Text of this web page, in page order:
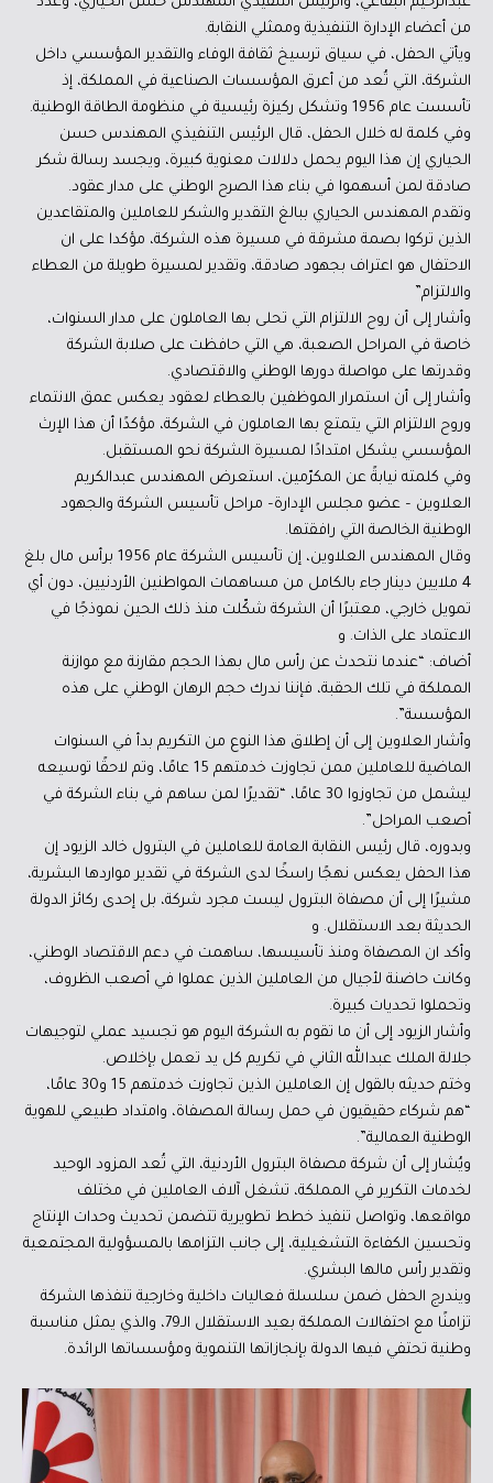
من أعضاء الإدارة التنفيذية وممثلي النقابة.
ويأتي الحفل، في سياق ترسيخ ثقافة الوفاء والتقدير المؤسسي داخل
الشركة، التي تُعد من أعرق المؤسسات الصناعية في المملكة، إذ
تأسست عام 1956 وتشكل ركيزة رئيسية في منظومة الطاقة الوطنية.
وفي كلمة له خلال الحفل، قال الرئيس التنفيذي المهندس حسن
الحياري إن هذا اليوم يحمل دلالات معنوية كبيرة، ويجسد رسالة شكر
صادقة لمن أسهموا في بناء هذا الصرح الوطني على مدار عقود.
وتقدم المهندس الحياري ببالغ التقدير والشكر للعاملين والمتقاعدين
الذين تركوا بصمة مشرقة في مسيرة هذه الشركة، مؤكدا على ان
الاحتفال هو اعتراف بجهود صادقة، وتقدير لمسيرة طويلة من العطاء
والالتزام”
وأشار إلى أن روح الالتزام التي تحلى بها العاملون على مدار السنوات،
خاصة في المراحل الصعبة، هي التي حافظت على صلابة الشركة
وقدرتها على مواصلة دورها الوطني والاقتصادي.
وأشار إلى أن استمرار الموظفين بالعطاء لعقود يعكس عمق الانتماء
وروح الالتزام التي يتمتع بها العاملون في الشركة، مؤكدًا أن هذا الإرث
المؤسسي يشكل امتدادًا لمسيرة الشركة نحو المستقبل.
وفي كلمته نيابةً عن المكرّمين، استعرض المهندس عبدالكريم
العلاوين – عضو مجلس الإدارة– مراحل تأسيس الشركة والجهود
الوطنية الخالصة التي رافقتها.
وقال المهندس العلاوين، إن تأسيس الشركة عام 1956 برأس مال بلغ
4 ملايين دينار جاء بالكامل من مساهمات المواطنين الأردنيين، دون أي
تمويل خارجي، معتبرًا أن الشركة شكّلت منذ ذلك الحين نموذجًا في
الاعتماد على الذات. و
أضاف: “عندما نتحدث عن رأس مال بهذا الحجم مقارنة مع موازنة
المملكة في تلك الحقبة، فإننا ندرك حجم الرهان الوطني على هذه
المؤسسة”.
وأشار العلاوين إلى أن إطلاق هذا النوع من التكريم بدأ في السنوات
الماضية للعاملين ممن تجاوزت خدمتهم 15 عامًا، وتم لاحقًا توسيعه
ليشمل من تجاوزوا 30 عامًا، “تقديرًا لمن ساهم في بناء الشركة في
أصعب المراحل”.
وبدوره، قال رئيس النقابة العامة للعاملين في البترول خالد الزيود إن
هذا الحفل يعكس نهجًا راسخًا لدى الشركة في تقدير مواردها البشرية،
مشيرًا إلى أن مصفاة البترول ليست مجرد شركة، بل إحدى ركائز الدولة
الحديثة بعد الاستقلال. و
وأكد ان المصفاة ومنذ تأسيسها، ساهمت في دعم الاقتصاد الوطني،
وكانت حاضنة لأجيال من العاملين الذين عملوا في أصعب الظروف،
وتحملوا تحديات كبيرة.
وأشار الزيود إلى أن ما تقوم به الشركة اليوم هو تجسيد عملي لتوجيهات
جلالة الملك عبدالله الثاني في تكريم كل يد تعمل بإخلاص.
وختم حديثه بالقول إن العاملين الذين تجاوزت خدمتهم 15 و30 عامًا،
“هم شركاء حقيقيون في حمل رسالة المصفاة، وامتداد طبيعي للهوية
الوطنية العمالية”.
ويُشار إلى أن شركة مصفاة البترول الأردنية، التي تُعد المزود الوحيد
لخدمات التكرير في المملكة، تشغل آلاف العاملين في مختلف
مواقعها، وتواصل تنفيذ خطط تطويرية تتضمن تحديث وحدات الإنتاج
وتحسين الكفاءة التشغيلية، إلى جانب التزامها بالمسؤولية المجتمعية
وتقدير رأس مالها البشري.
ويندرج الحفل ضمن سلسلة فعاليات داخلية وخارجية تنفذها الشركة
تزامنًا مع احتفالات المملكة بعيد الاستقلال الـ79، والذي يمثل مناسبة
وطنية تحتفي فيها الدولة بإنجازاتها التنموية ومؤسساتها الرائدة.